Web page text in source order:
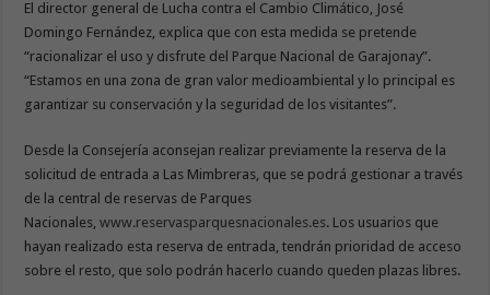
El director general de Lucha contra el Cambio Climático, José
Domingo Fernández, explica que con esta medida se pretende
“racionalizar el uso y disfrute del Parque Nacional de Garajonay”.
“Estamos en una zona de gran valor medioambiental y lo principal es
garantizar su conservación y la seguridad de los visitantes”.
Desde la Consejería aconsejan realizar previamente la reserva de la
solicitud de entrada a Las Mimbreras, que se podrá gestionar a través
de la central de reservas de Parques
Nacionales,www.reservasparquesnacionales.es. Los usuarios que
hayan realizado esta reserva de entrada, tendrán prioridad de acceso
sobre el resto, que solo podrán hacerlo cuando queden plazas libres.